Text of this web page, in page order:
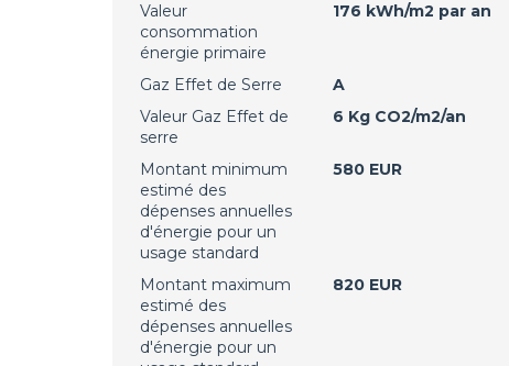
Valeur
consommation
énergie primaire
176 kWh/m2 par an
Gaz Effet de Serre
A
Valeur Gaz Effet de
serre
6 Kg CO2/m2/an
Montant minimum
estimé des
dépenses annuelles
d'énergie pour un
usage standard
580 EUR
Montant maximum
estimé des
dépenses annuelles
d'énergie pour un
820 EUR